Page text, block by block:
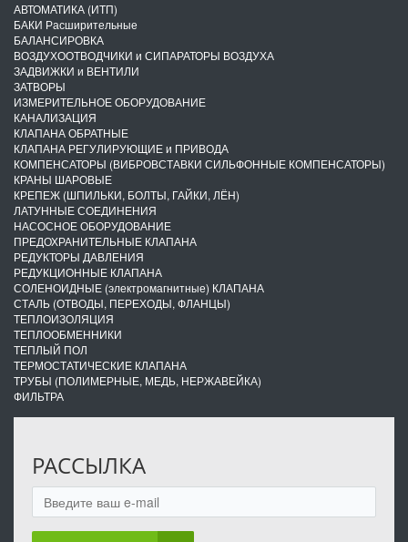
АВТОМАТИКА (ИТП)
БАКИ Расширительные
БАЛАНСИРОВКА
ВОЗДУХООТВОДЧИКИ и СИПАРАТОРЫ ВОЗДУХА
ЗАДВИЖКИ и ВЕНТИЛИ
ЗАТВОРЫ
ИЗМЕРИТЕЛЬНОЕ ОБОРУДОВАНИЕ
КАНАЛИЗАЦИЯ
КЛАПАНА ОБРАТНЫЕ
КЛАПАНА РЕГУЛИРУЮЩИЕ и ПРИВОДА
КОМПЕНСАТОРЫ (ВИБРОВСТАВКИ СИЛЬФОННЫЕ КОМПЕНСАТОРЫ)
КРАНЫ ШАРОВЫЕ
КРЕПЕЖ (ШПИЛЬКИ, БОЛТЫ, ГАЙКИ, ЛЁН)
ЛАТУННЫЕ СОЕДИНЕНИЯ
НАСОСНОЕ ОБОРУДОВАНИЕ
ПРЕДОХРАНИТЕЛЬНЫЕ КЛАПАНА
РЕДУКТОРЫ ДАВЛЕНИЯ
РЕДУКЦИОННЫЕ КЛАПАНА
СОЛЕНОИДНЫЕ (электромагнитные) КЛАПАНА
СТАЛЬ (ОТВОДЫ, ПЕРЕХОДЫ, ФЛАНЦЫ)
ТЕПЛОИЗОЛЯЦИЯ
ТЕПЛООБМЕННИКИ
ТЕПЛЫЙ ПОЛ
ТЕРМОСТАТИЧЕСКИЕ КЛАПАНА
ТРУБЫ (ПОЛИМЕРНЫЕ, МЕДЬ, НЕРЖАВЕЙКА)
ФИЛЬТРА
РАССЫЛКА